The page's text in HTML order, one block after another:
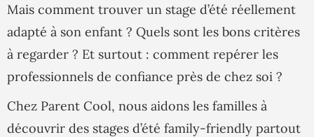
Mais comment trouver un stage d’été réellement
adapté à son enfant ? Quels sont les bons critères
à regarder ? Et surtout : comment repérer les
professionnels de confiance près de chez soi ?
Chez Parent Cool, nous aidons les familles à
découvrir des stages d’été family-friendly partout